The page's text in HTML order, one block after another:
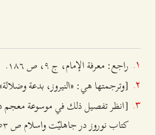
راجع: معرفة الإمام، ج ٩، ص ۱۸٦.
[وترجمتها هي: «النيروز، بدعة
[انظر تفصيل ذلك في موسوعة معجم
كتاب نوروز در جاهليّت واسلام ص ٥٣ـ ٦۰].